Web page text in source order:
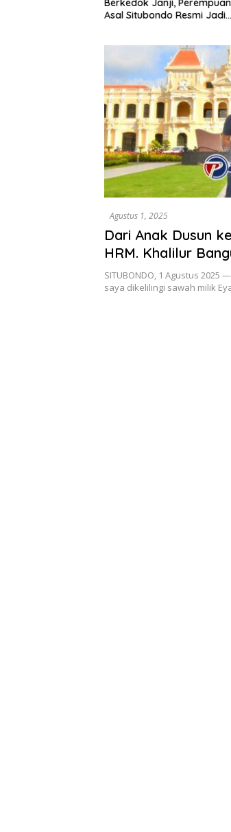
Berkedok Janji, Perempuan
Asal Situbondo Resmi Jadi
Agustus 1, 2025
Dari Anak Dusun
HRM. Khalilur
Lewat
SITUBONDO, 1 Agustus
saya dikelilingi sawah milik